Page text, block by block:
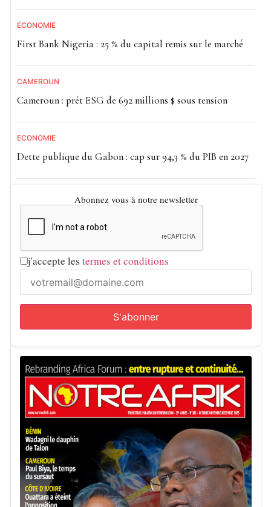
ECONOMIE
First Bank Nigeria : 25 % du capital remis sur le marché
CAMEROUN
Cameroun : prêt ESG de 692 millions $ sous tension
ECONOMIE
Dette publique du Gabon : cap sur 94,3 % du PIB en 2027
Abonnez vous à notre newsletter
j'accepte les termes et conditions